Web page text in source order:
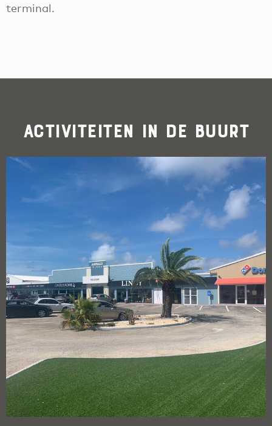
terminal.
Activiteiten in de buurt